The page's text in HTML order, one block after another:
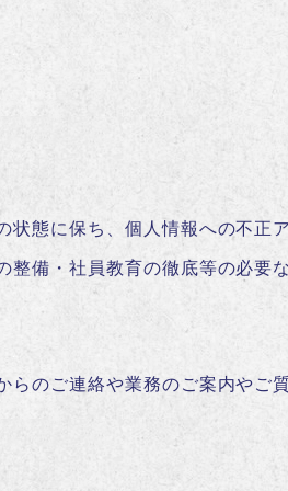
状態に保ち、個人情報への不正
整備・社員教育の徹底等の必要
らのご連絡や業務のご案内やご